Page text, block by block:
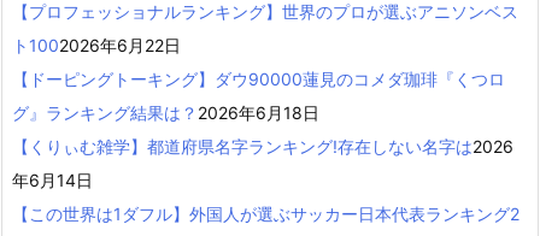
【プロフェッショナルランキング】世界のプロが選ぶアニソンベス
ト1002026年6月22日
【ドーピングトーキング】ダウ90000蓮見のコメダ珈琲『くつロ
グ』ランキング結果は？ 2026年6月18日
【くりぃむ雑学】都道府県名字ランキング!存在しない名字は2026
年6月14日
【この世界は1ダフル】外国人が選ぶサッカー日本代表ランキング2